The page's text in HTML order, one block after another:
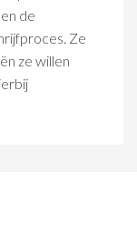
de
Ze
ze willen